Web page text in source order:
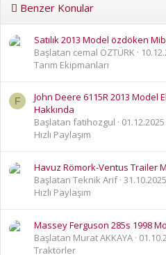
Benzer Konular
Satılık 2013 Model özdöken
Başlatan cemal ÖZTÜRK
Tarım Ekipmanları
F
John Deere 6115R 2013 Model
Hakkında
Başlatan fatihozgul
01.12.2025
Hızlı Paylaşım
Havuz Römork-Ventus Trailer
Başlatan Teknik Arif 31.10.2025
Hızlı Paylaşım
Massey Ferguson 285s 1998
Başlatan Murat AKKAYA
Traktörler